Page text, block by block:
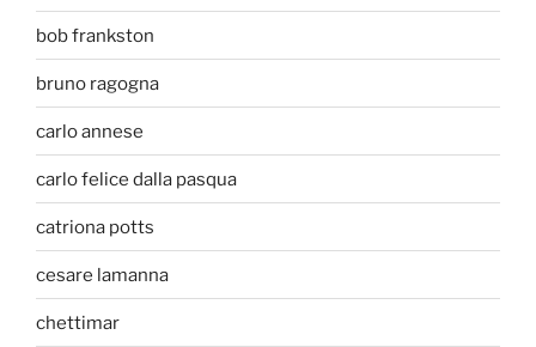
bob frankston
bruno ragogna
carlo annese
carlo felice dalla pasqua
catriona potts
cesare lamanna
chettimar